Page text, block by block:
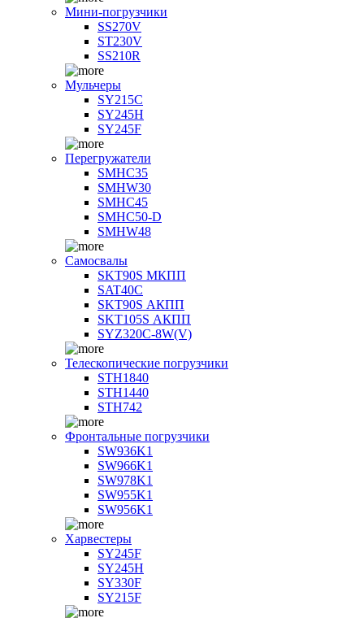
Мини-погрузчики
SS270V
ST230V
SS210R
Мульчеры
SY215C
SY245H
SY245F
Перегружатели
SMHC35
SMHW30
SMHC45
SMHC50-D
SMHW48
Самосвалы
SKT90S МКПП
SAT40C
SKT90S АКПП
SKT105S АКПП
SYZ320C-8W(V)
Телескопические погрузчики
STH1840
STH1440
STH742
Фронтальные погрузчики
SW936K1
SW966K1
SW978K1
SW955K1
SW956K1
Харвестеры
SY245F
SY245H
SY330F
SY215F